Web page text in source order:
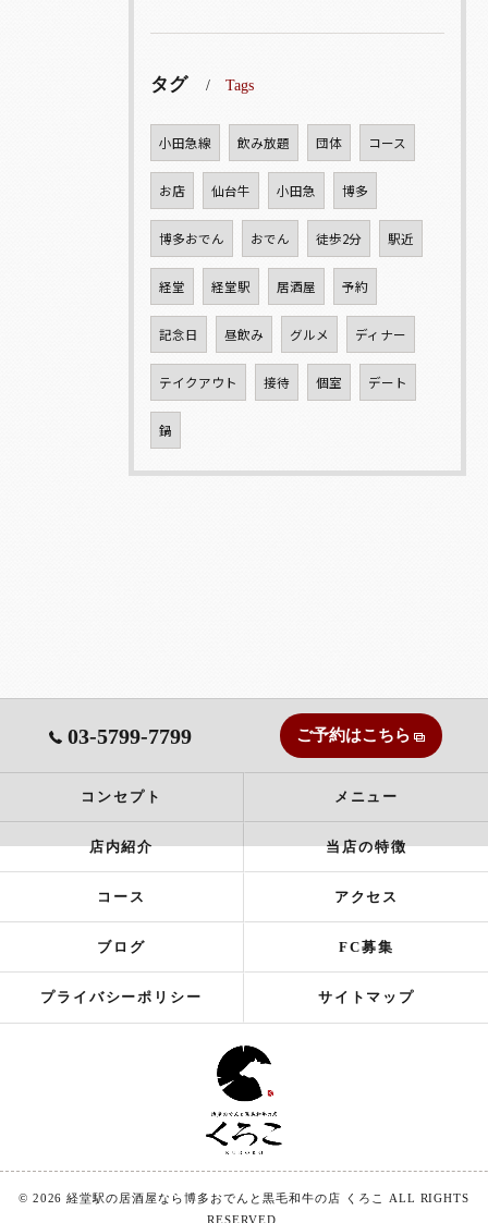
タグ Tags
小田急線 飲み放題 団体 コース
お店 仙台牛 小田急 博多
博多おでん おでん 徒歩2分 駅近
経堂 経堂駅 居酒屋 予約
記念日 昼飲み グルメ ディナー
テイクアウト 接待 個室 デート
鍋
03-5799-7799 ご予約はこちら
コンセプト メニュー
店内紹介 当店の特徴
コース アクセス
ブログ FC募集
プライバシーポリシー サイトマップ
© 2026 経堂駅の居酒屋なら博多おでんと黒毛和牛の店 くろこ ALL RIGHTS
RESERVED.